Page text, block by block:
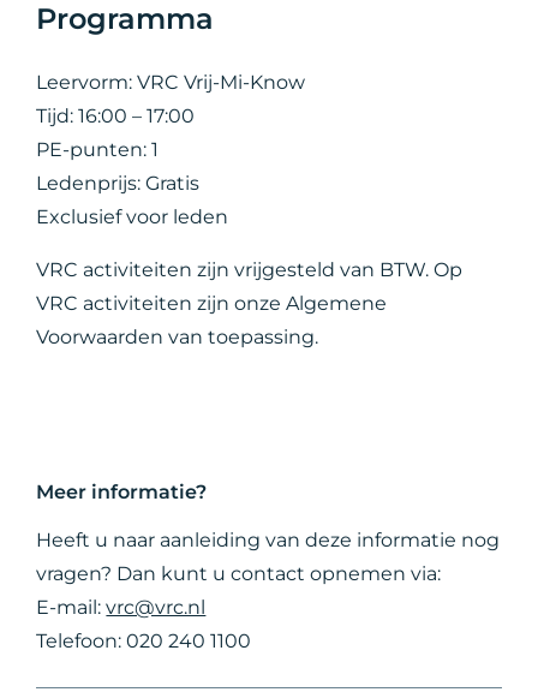
Programma
Leervorm: VRC Vrij-Mi-Know
Tijd: 16:00 – 17:00
PE-punten: 1
Ledenprijs: Gratis
Exclusief voor leden
VRC activiteiten zijn vrijgesteld van BTW. Op
VRC activiteiten zijn onze Algemene
Voorwaarden van toepassing.
Meer informatie?
Heeft u naar aanleiding van deze informatie nog
vragen? Dan kunt u contact opnemen via:
E-mail:vrc@vrc.nl
Telefoon: 020 240 1100